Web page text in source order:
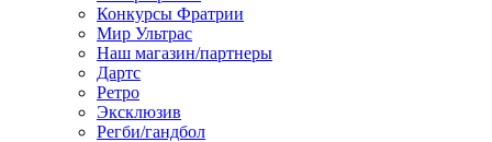
Конкурсы Фратрии
Мир Ультрас
Наш магазин/партнеры
Дартс
Ретро
Эксклюзив
Регби/гандбол